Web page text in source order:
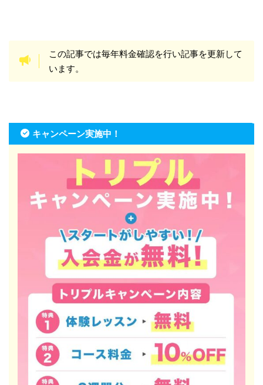
この記事では毎年料金確認を行い記事を更新して
います。
キャンペーン実施中！